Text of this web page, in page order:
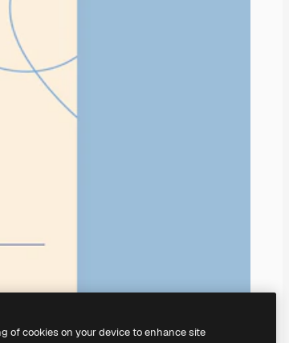
of cookies on your device to enhance site